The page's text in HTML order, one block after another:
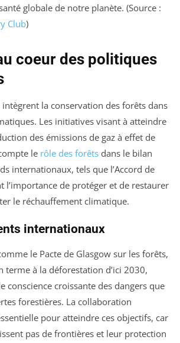
globale de notre planète. (Source :
Club)
coeur des politiques
la conservation des forêts dans
Les initiatives visant à atteindre
des émissions de gaz à effet de
le rôle des forêts dans le bilan
internationaux, tels que l’Accord de
l’importance de protéger et de restaurer
le réchauffement climatique.
internationaux
le Pacte de Glasgow sur les forêts,
terme à la déforestation d’ici 2030,
conscience croissante des dangers que
forestières. La collaboration
pour atteindre ces objectifs, car
pas de frontières et leur protection